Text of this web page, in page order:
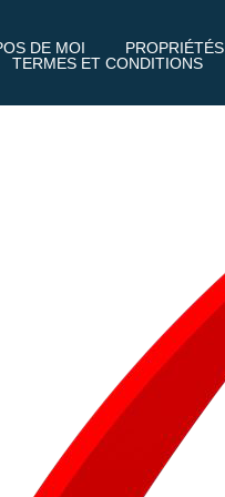
DE MOI PROPRIÉTÉS
TERMES ET CONDITIONS